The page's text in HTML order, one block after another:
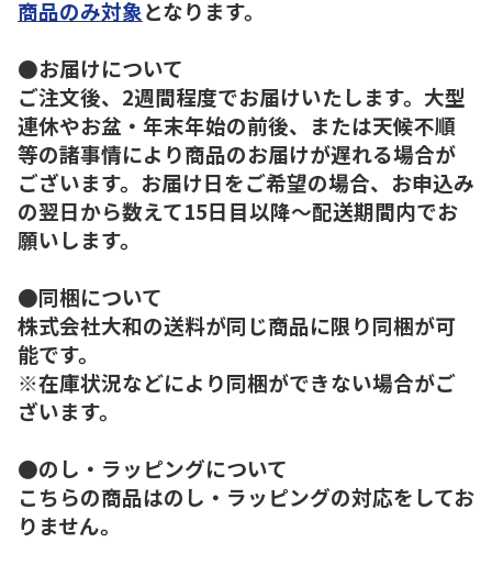
商品のみ対象となります。
●お届けについて
ご注文後、2週間程度でお届けいたします。大型
連休やお盆・年末年始の前後、または天候不順
等の諸事情により商品のお届けが遅れる場合が
ございます。お届け日をご希望の場合、お申込み
の翌日から数えて15日目以降～配送期間内でお
願いします。
●同梱について
株式会社大和の送料が同じ商品に限り同梱が可
能です。
※在庫状況などにより同梱ができない場合がご
ざいます。
●のし・ラッピングについて
こちらの商品はのし・ラッピングの対応をしてお
りません。